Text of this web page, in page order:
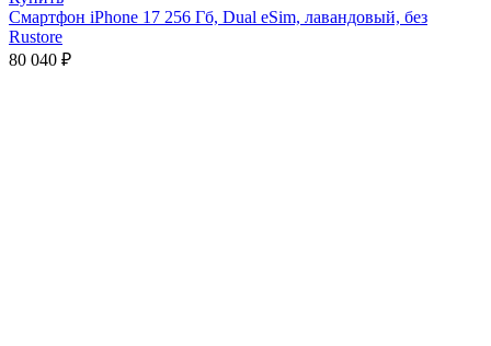
Смартфон iPhone 17 256 Гб, Dual eSim, лавандовый, без
Rustore
80 040 ₽